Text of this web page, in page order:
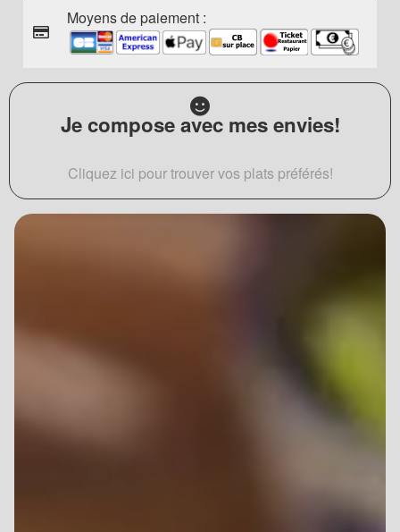
Moyens de paiement :
Je compose avec mes envies!
Cliquez ici pour trouver vos plats préférés!